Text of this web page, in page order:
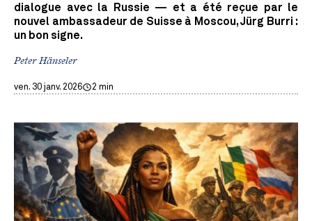
dialogue avec la Russie — et a été reçue par le
nouvel ambassadeur de Suisse à Moscou, Jürg Burri :
un bon signe.
Peter Hänseler
ven. 30 janv. 2026 2 min